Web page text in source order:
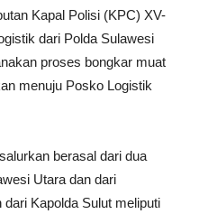
Kapal Polisi (KPC) XV-
dari Polda Sulawesi
proses bongkar muat
menuju Posko Logistik
berasal dari dua
Utara dan dari
Kapolda Sulut meliputi